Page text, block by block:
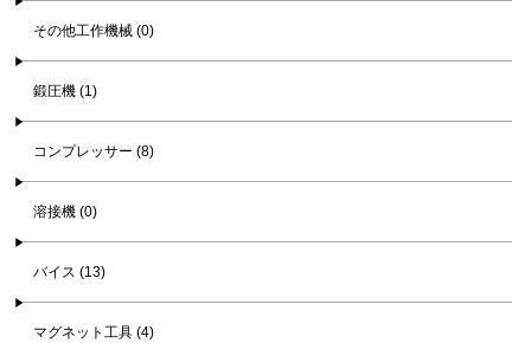
その他工作機械 (0)
鍛圧機 (1)
コンプレッサー (8)
溶接機 (0)
バイス (13)
マグネット工具 (4)